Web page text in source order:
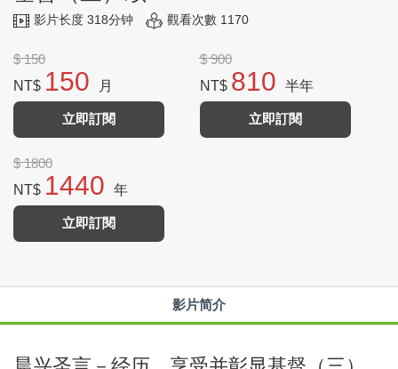
影片长度 318分钟 觀看次數 1170
$ 150
NT$ 150 月
立即訂閱
$ 900
NT$ 810 半年
立即訂閱
$ 1800
NT$ 1440 年
立即訂閱
影片简介